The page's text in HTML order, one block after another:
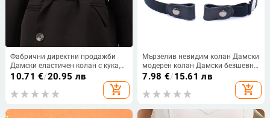
Фабрични директни продажби
Дамски еластичен колан с кука,
еластичен колан за хип-хоп
музикален фестивал, външно
облекло, еластичен широк колан
10.71 €/20.95 лв
add_shopping_cart
Мързелив невидим колан Дамски
модерен колан Дамски безшевни
дънки, универсален еластичен
еластичен неводещ декоративен
колан за панталони
7.98 €/15.61 лв
add_shopping_cart